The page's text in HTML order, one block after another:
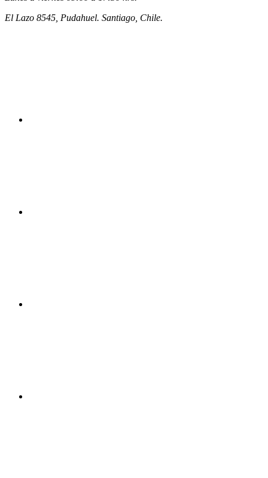
El Lazo 8545, Pudahuel. Santiago, Chile.